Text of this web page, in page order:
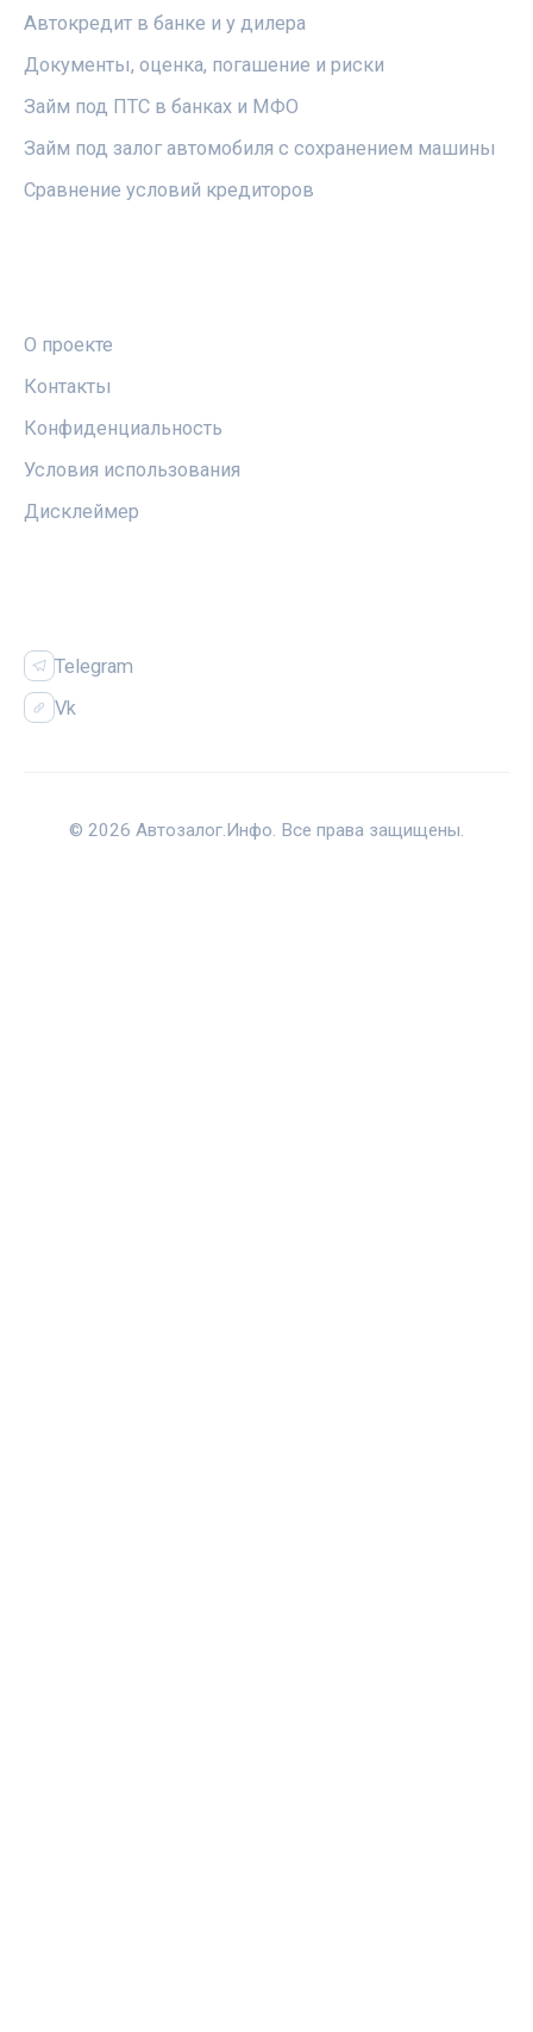
Автокредит в банке и у дилера
Документы, оценка, погашение и риски
Займ под ПТС в банках и МФО
Займ под залог автомобиля с сохранением машины
Сравнение условий кредиторов
О проекте
Контакты
Конфиденциальность
Условия использования
Дисклеймер
Telegram
Vk
© 2026 Автозалог.Инфо. Все права защищены.